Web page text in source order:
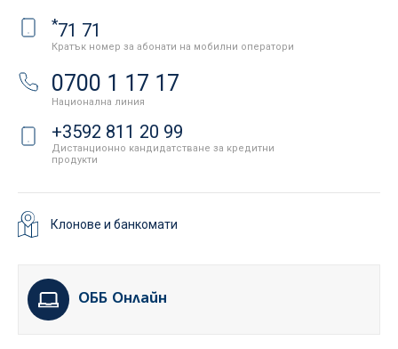
*71 71
Кратък номер за абонати на мобилни оператори
0700 1 17 17
Национална линия
+3592 811 20 99
Дистанционно кандидатстване за кредитни
продукти
Клонове и банкомати
ОББ Онлайн